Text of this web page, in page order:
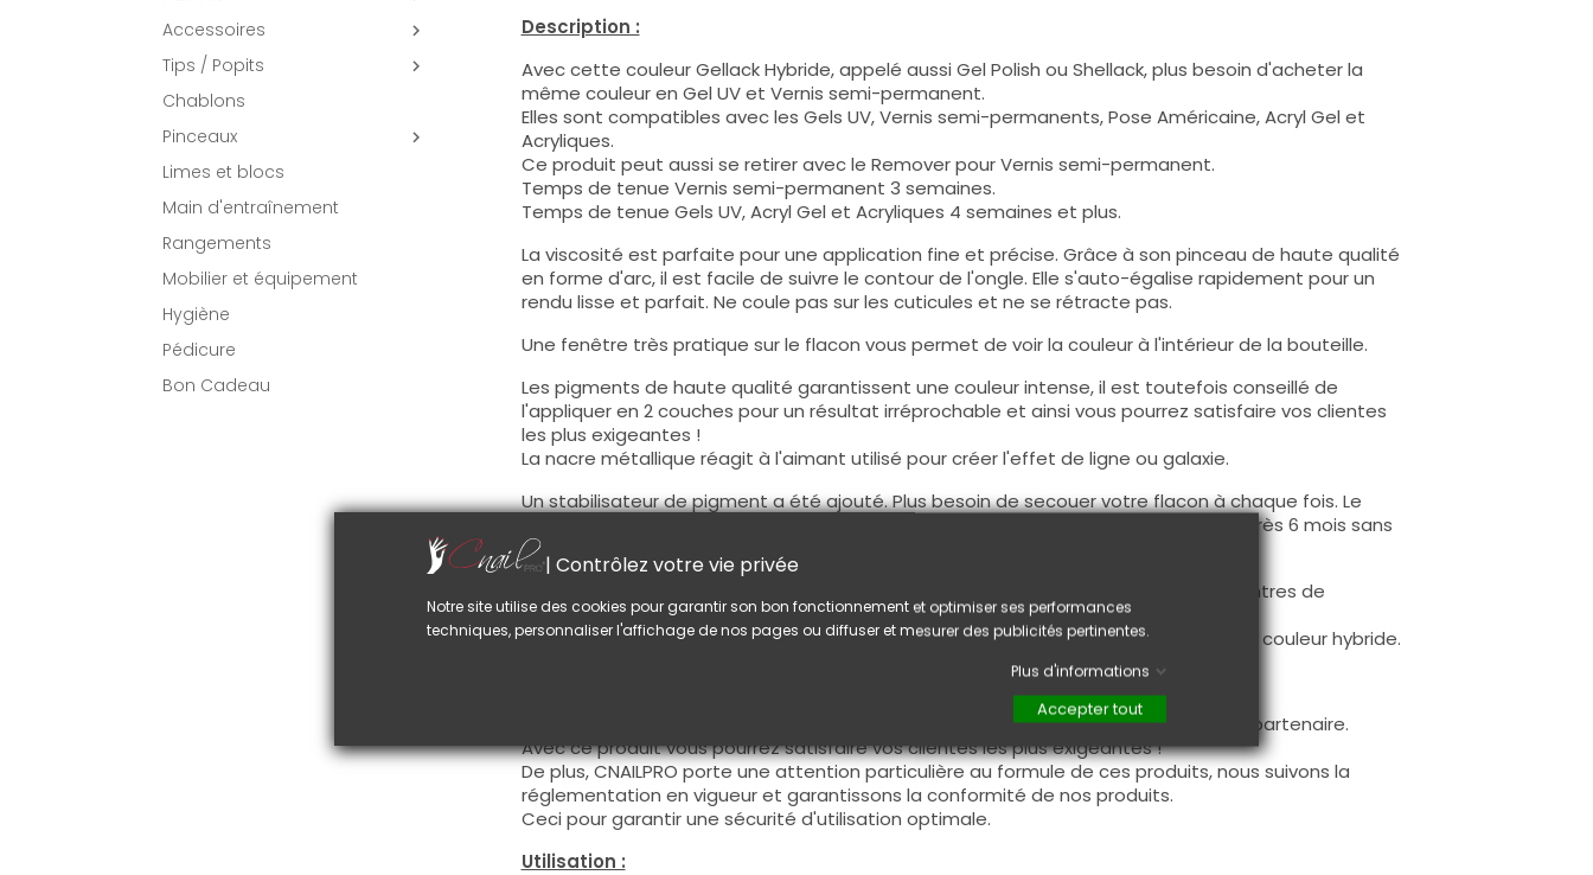
Accessoires 
Tips / Popits 
Chablons
Pinceaux

Limes et blocs
Main d'entraînement
Rangements
Mobilier et équipement
Hygiène
Pédicure
Bon Cadeau
Description :
Avec cette couleur Gellack Hybride, appelé aussi Gel Polish ou Shellack, plus besoin d'acheter la
même couleur en Gel UV et Vernis semi-permanent.
Elles sont compatibles avec les Gels UV, Vernis semi-permanents, Pose Américaine, Acryl Gel et
Acryliques.
Ce produit peut aussi se retirer avec le Remover pour Vernis semi-permanent.
Temps de tenue Vernis semi-permanent 3 semaines.
Temps de tenue Gels UV, Acryl Gel et Acryliques 4 semaines et plus.
La viscosité est parfaite pour une application fine et précise. Grâce à son pinceau de haute qualité
en forme d'arc, il est facile de suivre le contour de l'ongle. Elle s'auto-égalise rapidement pour un
rendu lisse et parfait. Ne coule pas sur les cuticules et ne se rétracte pas.
Une fenêtre très pratique sur le flacon vous permet de voir la couleur à l'intérieur de la bouteille.
Les pigments de haute qualité garantissent une couleur intense, il est toutefois conseillé de
l'appliquer en 2 couches pour un résultat irréprochable et ainsi vous pourrez satisfaire vos clientes
les plus exigeantes !
La nacre métallique réagit à l'aimant utilisé pour créer l'effet de ligne ou galaxie.
Un stabilisateur de pigment a été ajouté. Plus besoin de secouer votre flacon à chaque fois. Le
stabilisateur de pigment garantit l'homogénéité du produit au minimum 6 mois. Après 6 mois sans
utilisation il sera nécessaire de secouer votre flacon avant son utilisation.
La formule nouvelle génération de CNAILPRO a été testée et approuvée par les centres de
formation professionnel partenaire.
Les tests ont été réalisés sur 8 semaines sans aucun changement d'intensité de la couleur hybride.
Ce produit a été testée et approuvée par les centres de formation professionnel partenaire.
Avec ce produit vous pourrez satisfaire vos clientes les plus exigeantes !
De plus, CNAILPRO porte une attention particulière au formule de ces produits, nous suivons la
réglementation en vigueur et garantissons la conformité de nos produits.
Ceci pour garantir une sécurité d'utilisation optimale.
Utilisation :
| Contrôlez votre vie privée
Notre site utilise des cookies pour garantir son bon fonctionnement et optimiser ses performances
techniques, personnaliser l'affichage de nos pages ou diffuser et mesurer des publicités pertinentes.
Plus d'informations
Accepter tout